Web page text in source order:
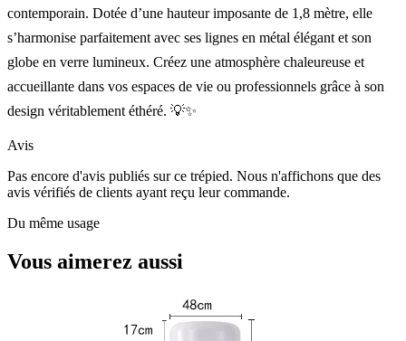
contemporain. Dotée d’une hauteur imposante de 1,8 mètre, elle
s’harmonise parfaitement avec ses lignes en métal élégant et son
globe en verre lumineux. Créez une atmosphère chaleureuse et
accueillante dans vos espaces de vie ou professionnels grâce à son
design véritablement éthéré. 💡✨
Avis
Pas encore d'avis publiés sur ce trépied. Nous n'affichons que des
avis vérifiés de clients ayant reçu leur commande.
Du même usage
Vous aimerez aussi